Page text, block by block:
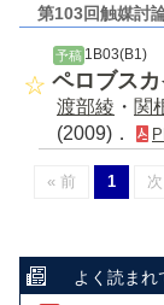
第103回触媒討
予稿 1B03(B1)
ペロブス
渡部綾 ・ 関
(2009)．
« 前 1
よく読まれ